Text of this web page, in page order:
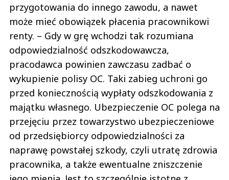
przygotowania do innego zawodu, a nawet
może mieć obowiązek płacenia pracownikowi
renty. – Gdy w grę wchodzi tak rozumiana
odpowiedzialność odszkodowawcza,
pracodawca powinien zawczasu zadbać o
wykupienie polisy OC. Taki zabieg uchroni go
przed koniecznością wypłaty odszkodowania z
majątku własnego. Ubezpieczenie OC polega na
przejęciu przez towarzystwo ubezpieczeniowe
od przedsiębiorcy odpowiedzialności za
naprawę powstałej szkody, czyli utratę zdrowia
pracownika, a także ewentualne zniszczenie